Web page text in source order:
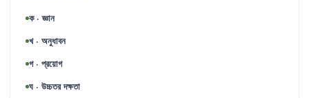
ক · জ্ঞান
খ · অনুধাবন
গ · প্রয়োগ
ঘ · উচ্চতর দক্ষতা